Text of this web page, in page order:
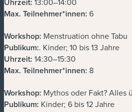
Uhrzeit:
Max. Teilnehmer*innen: 6
Workshop: Menstruation ohne Tabu
Publikum:. Kinder; 10 bis 13 Jahre
Uhrzeit: 14:30–15:30
Max. Teilnehmer*innen: 8
Workshop: Mythos oder Fakt? Alles
Publikum: Kinder; 6 bis 12 Jahre